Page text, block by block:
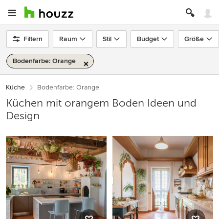
Filtern Raum Stil Budget Größe
Bodenfarbe: Orange
Küche Bodenfarbe: Orange
Küchen mit orangem Boden Ideen und
Design